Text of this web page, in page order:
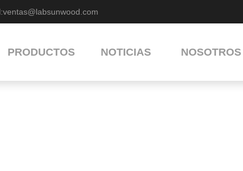
ventas@labsunwood.com
PRODUCTOS NOTICIAS NOSOTROS